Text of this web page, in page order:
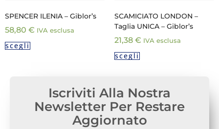
SPENCER ILENIA – Giblor’s
58,80 € IVA esclusa
scegli
SCAMICIATO LONDON –
Taglia UNICA – Giblor’s
21,38 € IVA esclusa
scegli
Iscriviti Alla Nostra
Newsletter Per Restare
Aggiornato